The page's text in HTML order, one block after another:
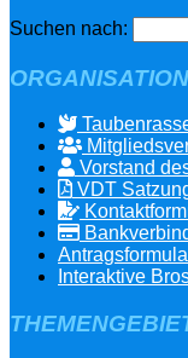
Suchen nach:
ORGANISATION
Vorstand
VDT
Interaktive